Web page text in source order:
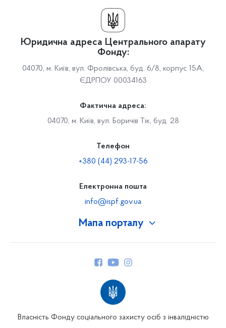
Мапа порталу
Юридична адреса Центрального апарату
Фонду:
04070, м. Київ, вул. Фролівська, буд. 6/8, корпус 15А,
ЄДРПОУ 00034163
Фактична адреса:
04070, м. Київ, вул. Боричів Тік, буд. 28
Телефон
+380 (44) 293-17-56
Електронна пошта
info@ispf.gov.ua
Власність Фонду соціального захисту осіб з інвалідністю